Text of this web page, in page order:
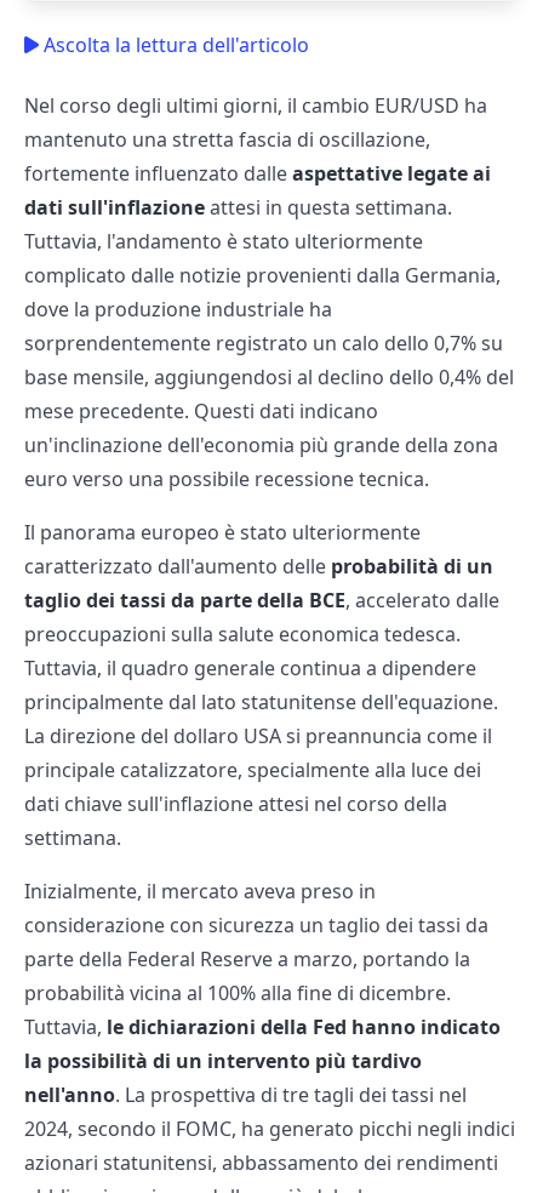
Ascolta la lettura dell'articolo
Nel corso degli ultimi giorni, il cambio EUR/USD ha
mantenuto una stretta fascia di oscillazione,
fortemente influenzato dalleaspettative legate ai
dati sull'inflazioneattesi in questa settimana.
Tuttavia, l'andamento è stato ulteriormente
complicato dalle notizie provenienti dalla Germania,
dove la produzione industriale ha
sorprendentemente registrato un calo dello 0,7% su
base mensile, aggiungendosi al declino dello 0,4% del
mese precedente. Questi dati indicano
un'inclinazione dell'economia più grande della zona
euro verso una possibile recessione tecnica.
Il panorama europeo è stato ulteriormente
caratterizzato dall'aumento delle probabilità di un
taglio dei tassi da parte della BCE, accelerato dalle
preoccupazioni sulla salute economica tedesca.
Tuttavia, il quadro generale continua a dipendere
principalmente dal lato statunitense dell'equazione.
La direzione del dollaro USA si preannuncia come il
principale catalizzatore, specialmente alla luce dei
dati chiave sull'inflazione attesi nel corso della
settimana.
Inizialmente, il mercato aveva preso in
considerazione con sicurezza un taglio dei tassi da
parte della Federal Reserve a marzo, portando la
probabilità vicina al 100% alla fine di dicembre.
Tuttavia, le dichiarazioni della Fed hanno indicato
la possibilità di un intervento più tardivo
nell'anno. La prospettiva di tre tagli dei tassi nel
2024, secondo il FOMC, ha generato picchi negli indici
azionari statunitensi, abbassamento dei rendimenti